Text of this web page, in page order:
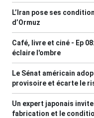
L’Iran pose ses
d’Ormuz
Café, livre et ciné - Ep
éclaire l'ombre
Le Sénat américain
provisoire et écarte le
Un expert japonais
fabrication et le